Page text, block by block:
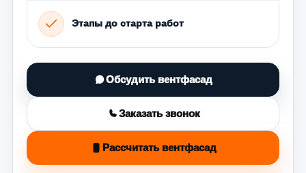
Этапы до старта работ
Обсудить вентфасад
Заказать звонок
Рассчитать вентфасад